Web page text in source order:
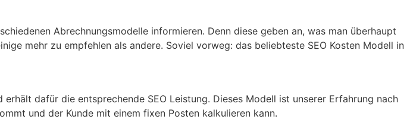
Abrechnungsmodelle informieren. Denn diese geben an, was man überhaupt
mehr zu empfehlen als andere. Soviel vorweg: das beliebteste SEO Kosten Modell in
dafür die entsprechende SEO Leistung. Dieses Modell ist unserer Erfahrung nach
und der Kunde mit einem fixen Posten kalkulieren kann.